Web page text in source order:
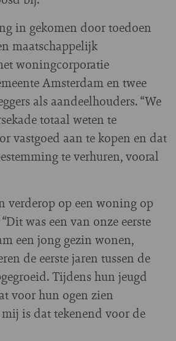
in gekomen door toedoen
maatschappelijk
woningcorporatie
Amsterdam en twee
als aandeelhouders. “We
totaal weten te
vastgoed aan te kopen en dat
te verhuren, vooral
verderop op een woning op
was een van onze eerste
een jong gezin wonen,
de eerste jaren tussen de
Tijdens hun jeugd
voor hun ogen zien
is dat tekenend voor de